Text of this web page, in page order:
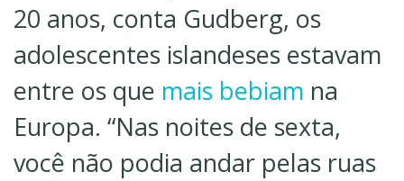
20 anos, conta Gudberg, os
adolescentes islandeses estavam
entre os que mais bebiam na
Europa. “Nas noites de sexta,
você não podia andar pelas ruas